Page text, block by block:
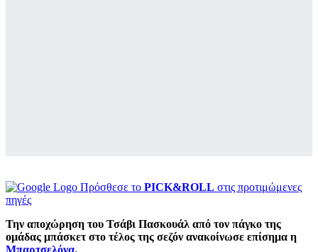
Πρόσθεσε το PICK&ROLL στις προτιμώμενες
πηγές
Την αποχώρηση του Τσάβι Πασκουάλ από τον πάγκο της
ομάδας μπάσκετ στο τέλος της σεζόν ανακοίνωσε επίσημα η
Μπαρτσελόνα.